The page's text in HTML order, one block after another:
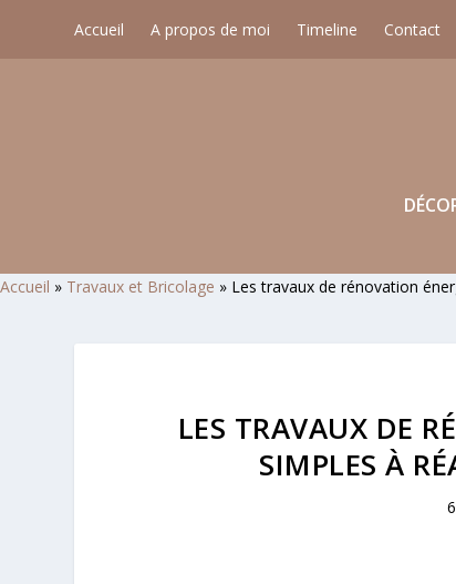
Accueil A propos de moi Timeline Contact
Accueil » Travaux et Bricolage » Les travaux de rénovation
LES TRAVAUX DE
SIMPLES À